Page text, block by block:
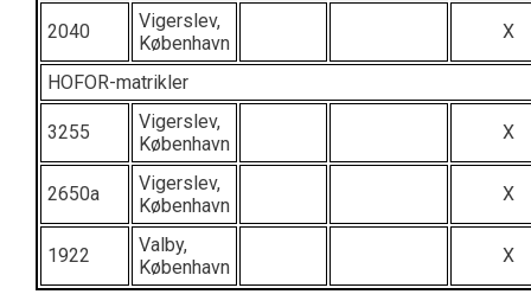
2040
Vigerslev,
København
X
HOFOR-matrikler
3255
Vigerslev,
København
X
2650a
Vigerslev,
København
X
1922
Valby,
København
X